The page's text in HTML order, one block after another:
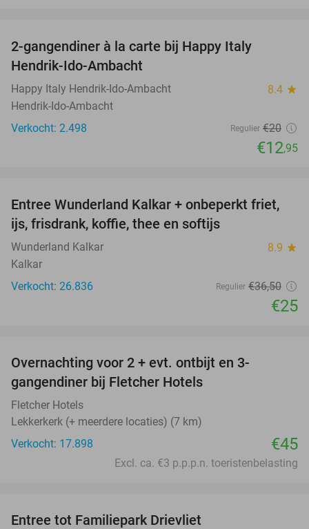
2-gangendiner à la carte bij Happy Italy
Hendrik-Ido-Ambacht
Happy Italy Hendrik-Ido-Ambacht 8.4 star
Hendrik-Ido-Ambacht
Verkocht: 2.498
Regulier €20
€12,95
32%
Entree Wunderland Kalkar + onbeperkt friet,
ijs, frisdrank, koffie, thee en softijs
Wunderland Kalkar 8.9 star
Kalkar
Verkocht: 26.836
Regulier €36,50
€25
Overnachting voor 2 + evt. ontbijt en 3-
gangendiner bij Fletcher Hotels
Fletcher Hotels
Lekkerkerk (+ meerdere locaties) (7 km)
Verkocht: 17.898
€45
Excl. ca. €3 p.p.p.n. toeristenbelasting
Entree tot Familiepark Drievliet